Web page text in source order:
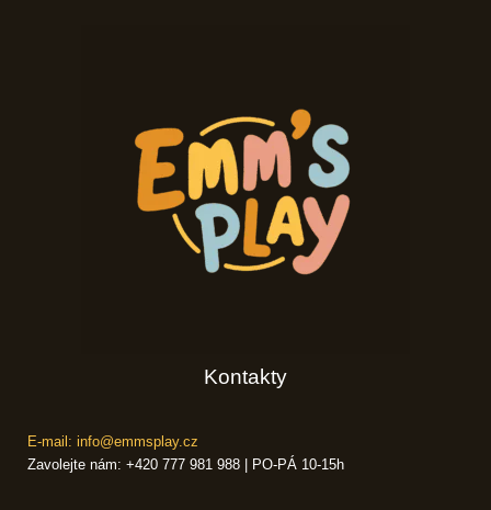
Kontakty
E-mail: info@emmsplay.cz
Zavolejte nám: +420 777 981 988 | PO-PÁ 10-15h